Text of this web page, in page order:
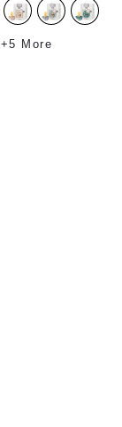
+5 More